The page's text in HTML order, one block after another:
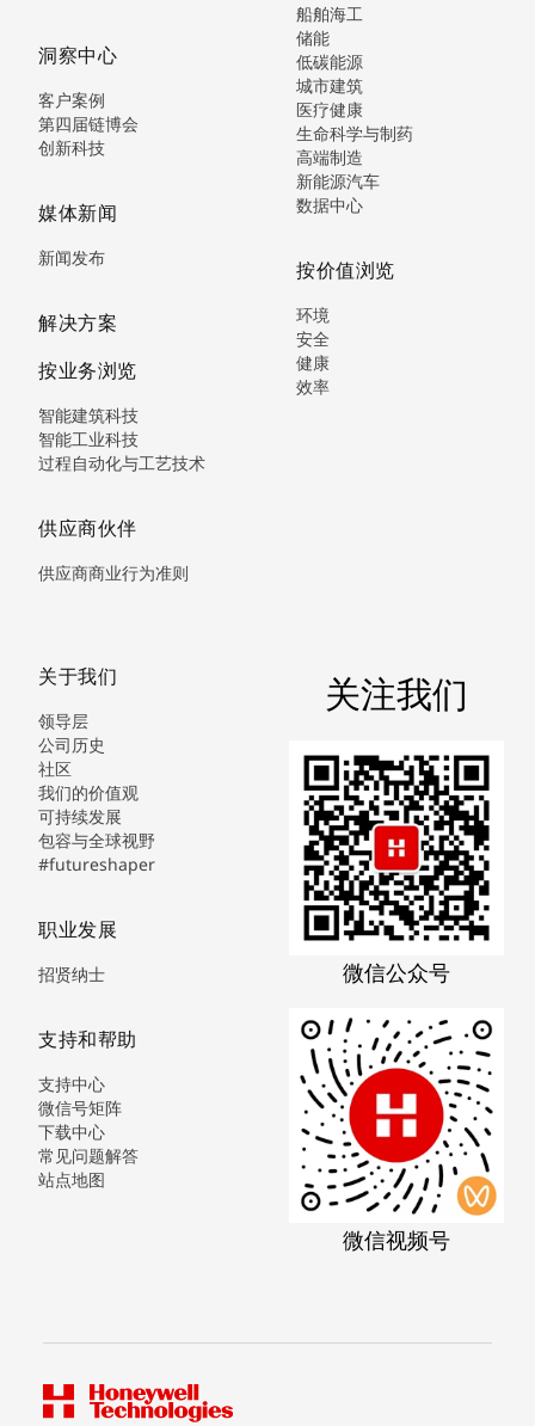
洞察中心
客户案例
第四届链博会
创新科技
媒体新闻
新闻发布
解决方案
按业务浏览
智能建筑科技
智能工业科技
过程自动化与工艺技术
供应商伙伴
供应商商业行为准则
船舶海工
储能
低碳能源
城市建筑
医疗健康
生命科学与制药
高端制造
新能源汽车
数据中心
按价值浏览
环境
安全
健康
效率
关于我们
领导层
公司历史
社区
我们的价值观
可持续发展
包容与全球视野
#futureshaper
职业发展
招贤纳士
支持和帮助
支持中心
微信号矩阵
下载中心
常见问题解答
站点地图
关注我们
微信公众号
微信视频号